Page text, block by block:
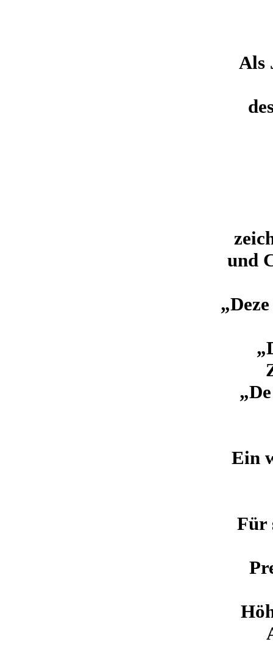
Als
und
Ein
Für